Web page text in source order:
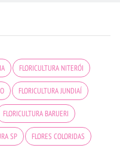
FLORICULTURA NITERÓI
FLORICULTURA JUNDIAÍ
FLORICULTURA BARUERI
SP FLORES COLORIDAS